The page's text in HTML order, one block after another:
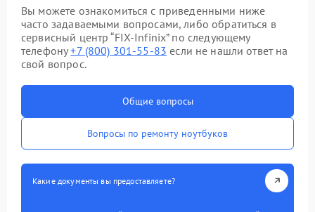
Вы можете ознакомиться с приведенными ниже
часто задаваемыми вопросами, либо обратиться в
сервисный центр “FIX-Infinix” по следующему
телефону+7 (800) 301-55-83 если не нашли ответ на
свой вопрос.
Общие вопросы
Вопросы по ремонту ноутбуков
Какие документы вы предоставляете?